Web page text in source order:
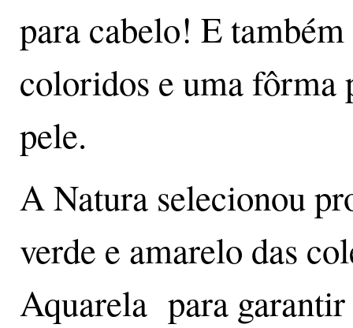
para cabelo! E
coloridos e uma fôrma
pele.
A Natura selecionou
verde e amarelo das
Aquarela para